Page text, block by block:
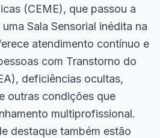
(CEME), que passou a
Sala Sensorial inédita na
atendimento contínuo e
com Transtorno do
deficiências ocultas,
outras condições que
multiprofissional.
destaque também estão